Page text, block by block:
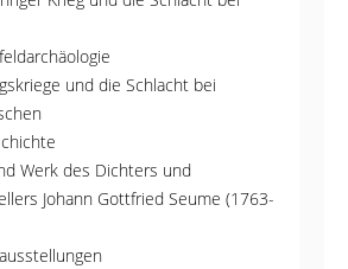
und die Schlacht bei
Werk des Dichters und
Johann Gottfried Seume (1763-